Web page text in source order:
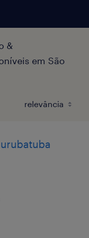
&
em São